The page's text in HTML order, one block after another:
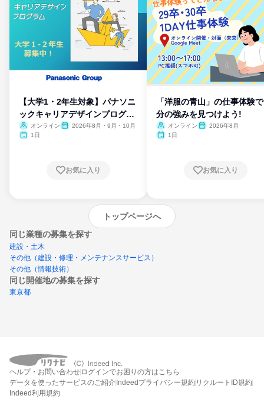
【大学1・2年生対象】パナソニ
ックキャリアデザインプログラ
ム
オンライン
2026年8月・9月・10月
1日
お気に入り
「洋服の青山」の仕事体験
分の強みを見つけよう!
オンライン
2026年8月
1日
お気に入り
トップページへ
同じ業種の募集を探す
建設・土木
その他（建設・修理・メンテナンスサービス）
その他（情報技術）
同じ開催地の募集を探す
東京都
エントリーするとプログラムの詳細案内を
受け取れるようになります
ヘルプ・お問い合わせ ログインでお困りの方はこちら
データを使ったサービスのご紹介 Indeedプライバシー規約 リクルートID規約
Indeed利用規約